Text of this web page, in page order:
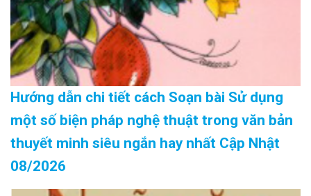
Hướng dẫn chi tiết cách Soạn bài Sử dụng
một số biện pháp nghệ thuật trong văn bản
thuyết minh siêu ngắn hay nhất Cập Nhật
08/2026